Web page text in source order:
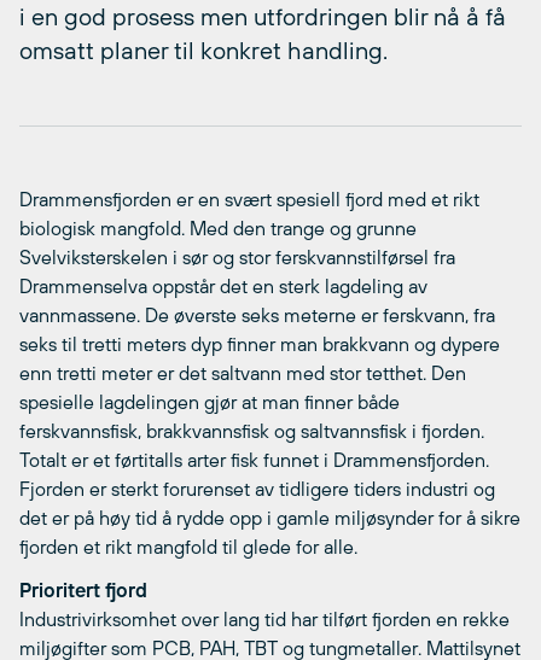
i en god prosess men utfordringen blir nå å få
omsatt planer til konkret handling.
Drammensfjorden er en svært spesiell fjord med et rikt
biologisk mangfold. Med den trange og grunne
Svelviksterskelen i sør og stor ferskvannstilførsel fra
Drammenselva oppstår det en sterk lagdeling av
vannmassene. De øverste seks meterne er ferskvann, fra
seks til tretti meters dyp finner man brakkvann og dypere
enn tretti meter er det saltvann med stor tetthet. Den
spesielle lagdelingen gjør at man finner både
ferskvannsfisk, brakkvannsfisk og saltvannsfisk i fjorden.
Totalt er et førtitalls arter fisk funnet i Drammensfjorden.
Fjorden er sterkt forurenset av tidligere tiders industri og
det er på høy tid å rydde opp i gamle miljøsynder for å sikre
fjorden et rikt mangfold til glede for alle.
Prioritert fjord
Industrivirksomhet over lang tid har tilført fjorden en rekke
miljøgifter som PCB, PAH, TBT og tungmetaller. Mattilsynet